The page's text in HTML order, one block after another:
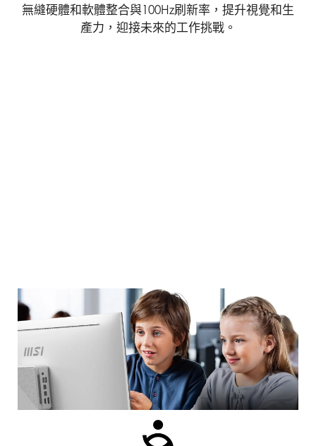
無縫硬體和軟體整合與100Hz刷新率，提升視覺和生
產力，迎接未來的工作挑戰。